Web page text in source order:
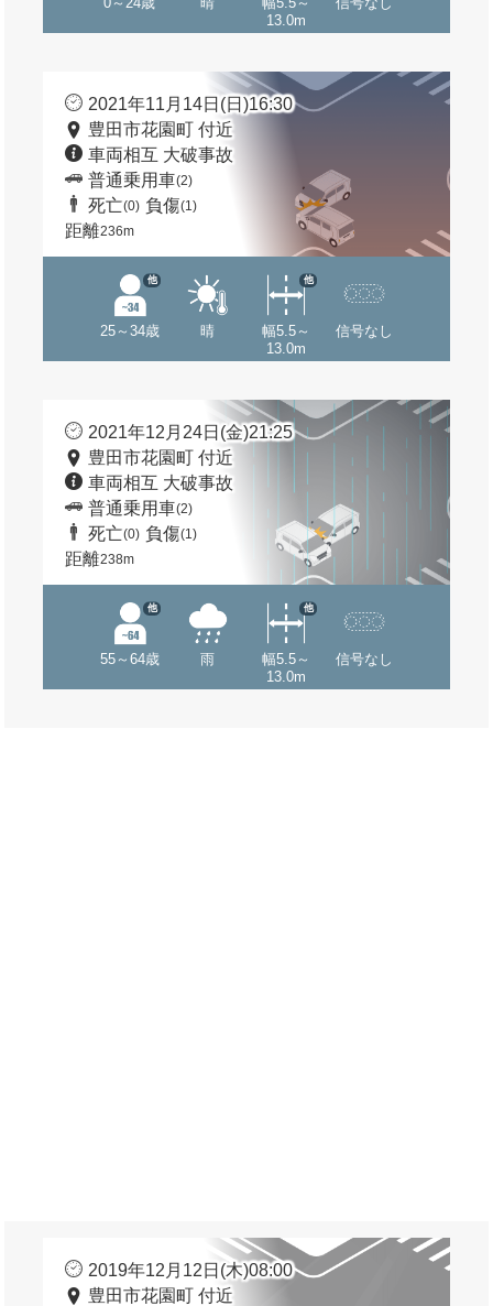
13.0m
2021年11月14日(日)16:30
豊田市花園町 付近
車両相互 大破事故
普通乗用車(2)
死亡(0) 負傷(1)
距離236m
25～34歳
他
晴
幅5.5～
13.0m
他
信号なし
2021年12月24日(金)21:25
豊田市花園町 付近
車両相互 大破事故
普通乗用車(2)
死亡(0) 負傷(1)
距離238m
55～64歳
他
雨
幅5.5～
13.0m
他
信号なし
2019年12月12日(木)08:00
豊田市花園町 付近